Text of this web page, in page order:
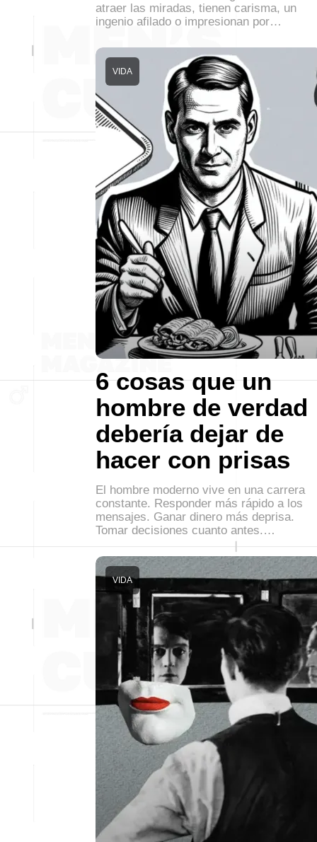
atraer las miradas, tienen carisma, un
ingenio afilado o impresionan por…
6 cosas que un
hombre de verdad
debería dejar de
hacer con prisas
VIDA
El hombre moderno vive en una carrera
constante. Responder más rápido a los
mensajes. Ganar dinero más deprisa.
Tomar decisiones cuanto antes.…
VIDA